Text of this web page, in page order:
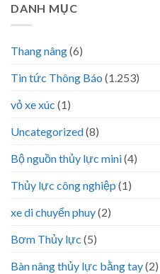
DANH MỤC
Thang nâng(6)
Tin tức Thông Báo (1.253)
vỏ xe xúc (1)
Uncategorized(8)
Bộ nguồn thủy lực mini(4)
Thủy lực công nghiệp (1)
xe di chuyển phuy(2)
Bơm Thủy lực (5)
Bàn nâng thủy lực bằng tay(2)